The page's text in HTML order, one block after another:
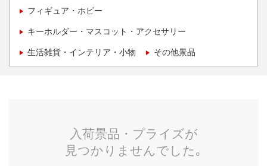
フィギュア・ホビー
キーホルダー・マスコット・アクセサリー
生活雑貨・インテリア・小物 その他景品